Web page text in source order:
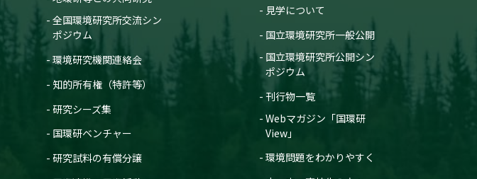
全国環境研究所交流シン
ポジウム
環境研究機関連絡会
知的所有権（特許等）
研究シーズ集
国環研ベンチャー
研究試料の有償分譲
見学について
国立環境研究所一般公開
国立環境研究所公開シン
ポジウム
刊行物一覧
Webマガジン「国環研
View」
環境問題をわかりやすく